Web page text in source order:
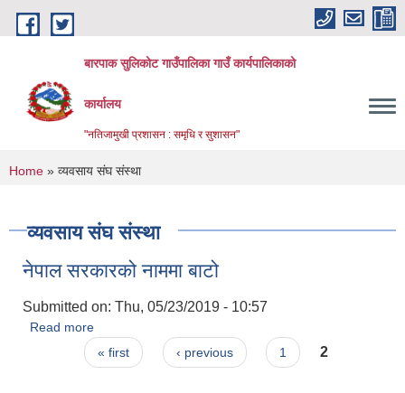
Skip to main content
बारपाक सुलिकोट गाउँपालिका गाउँ कार्यपालिकाको
कार्यालय
"नतिजामुखी प्रशासन : समृधि र सुशासन"
You are here
Home » व्यवसाय संघ संस्था
व्यवसाय संघ संस्था
नेपाल सरकारको नाममा बाटो
Submitted on: Thu, 05/23/2019 - 10:57
Read more
Pages« first ‹ previous 1 2